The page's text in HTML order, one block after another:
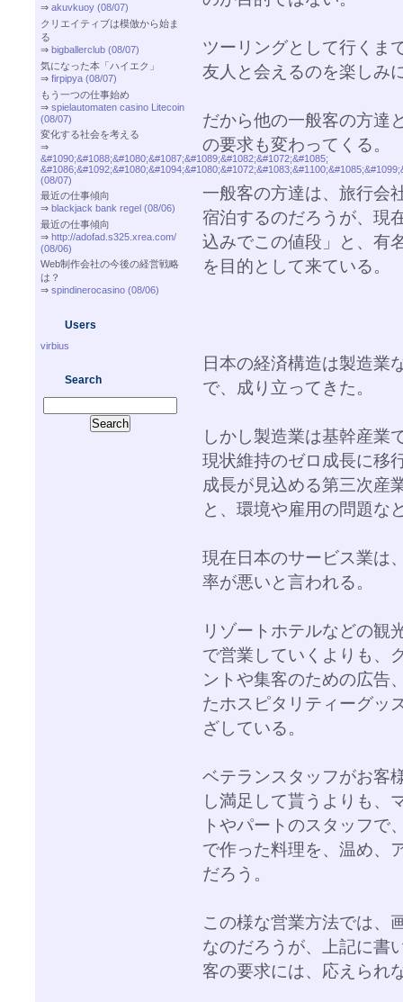
⇒ akuvkuoy (08/07)
クリエイティブは模倣から始ま
る
⇒ bigballerclub (08/07)
気になった本「ハイエク」
⇒ firpipya (08/07)
もう一つの仕事始め
⇒ spielautomaten casino Litecoin
(08/07)
変化する社会を考える
⇒
&#1090;&#1088;&#1080;&#1087;&#1089;&#1082;&#1072;&#1085;
(08/07)
最近の仕事傾向
⇒ blackjack bank regel (08/06)
最近の仕事傾向
⇒ http://adofad.s325.xrea.com/
(08/06)
Web制作会社の今後の経営戦略
は？
⇒ spindinerocasino (08/06)
Users
virbius
Search
ツーリングとして行くま
友人と会えるのを楽しみ
だから他の一般客の方達
の要求も変わってくる。
一般客の方達は、旅行会
宿泊するのだろうが、現
込みでこの値段」と、有
を目的として来ている。
日本の経済構造は製造業
で、成り立ってきた。
しかし製造業は基幹産業
現状維持のゼロ成長に移
成長が見込める第三次産
と、環境や雇用の問題な
現在日本のサービス業は
率が悪いと言われる。
リゾートホテルなどの観
で営業していくよりも、
ントや集客のための広告
たホスピタリティーグッ
ざしている。
ベテランスタッフがお客
し満足して貰うよりも、
トやパートのスタッフで
で作った料理を、温め、
だろう。
この様な営業方法では、
なのだろうが、上記に書
客の要求には、応えられ